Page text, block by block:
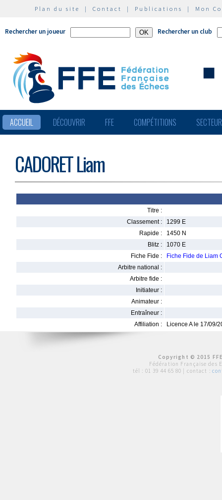
Plan du site | Contact | Publications | Mon
Rechercher un joueur Rechercher un club
ACCUEIL DÉCOUVRIR FFE COMPÉTITIONS
CADORET Liam
Titre :
Classement :
1299 E
Rapide :
1450 N
Blitz :
1070 E
Fiche Fide :
Fiche Fide de Liam
Arbitre national :
Arbitre fide :
Initiateur :
Animateur :
Entraîneur :
Affiliation :
Licence A le 17/09/
Copyright © 2015
Fédération Française des
tél : 01 39 44 65 80 | contact :